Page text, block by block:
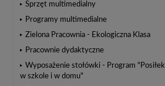
Sprzęt multimedialny
Programy multimedialne
Zielona Pracownia - Ekologiczna Klasa
Pracownie dydaktyczne
Wyposażenie stołówki - Program "Posiłek
w szkole i w domu"